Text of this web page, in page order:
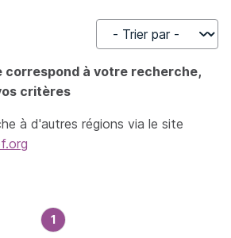
Trier par
correspond à votre recherche,
critères
à d'autres régions via le site
1